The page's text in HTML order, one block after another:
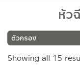
หัว
แบรนด์
Showing all 15